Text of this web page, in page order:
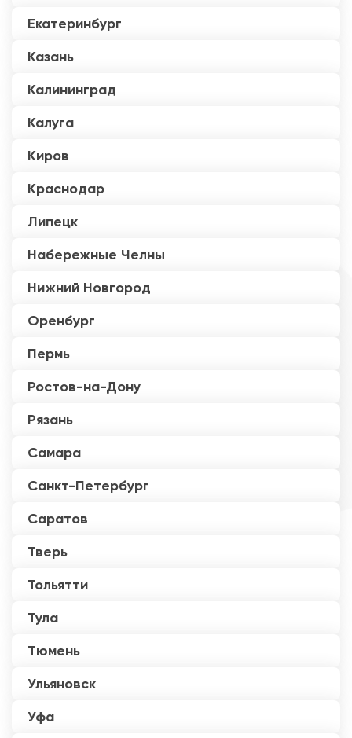
Екатеринбург
Казань
Калининград
Калуга
Киров
Краснодар
Липецк
Набережные Челны
Нижний Новгород
Оренбург
Пермь
Ростов-на-Дону
Рязань
Самара
Санкт-Петербург
Саратов
Тверь
Тольятти
Тула
Тюмень
Ульяновск
Уфа